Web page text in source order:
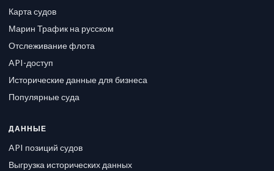
Карта судов
Марин Трафик на русском
Отслеживание флота
API-доступ
Исторические данные для бизнеса
Популярные суда
ДАННЫЕ
API позиций судов
Выгрузка исторических данных